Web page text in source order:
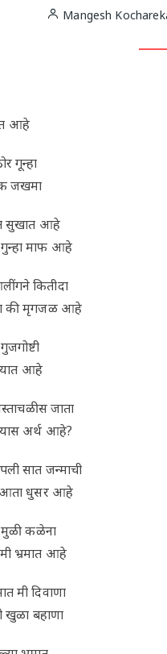
Mangesh
आहे
गून्हा
जखमा
सुखात आहे
गुन्हा माफ आहे
कितीदा
की मृगजळ आहे
आहे
जाता
अर्थ आहे?
सात जन्माची
आता धुसर आहे
मुळी कळेना
भ्रमात आहे
मी दिवाणा
खुळा बहाणा